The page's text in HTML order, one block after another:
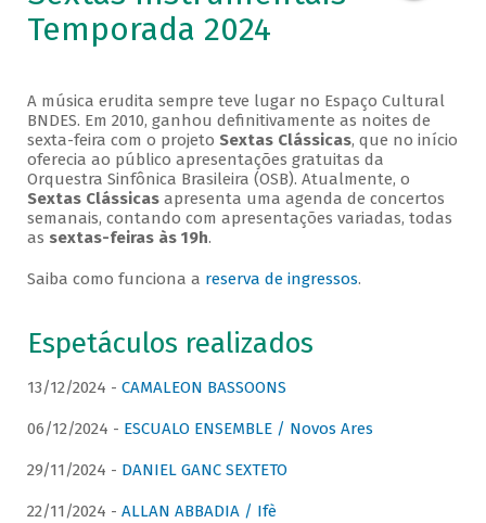
Temporada 2024
A música erudita sempre teve lugar no Espaço Cultural
BNDES. Em 2010, ganhou definitivamente as noites de
sexta-feira com o projeto Sextas Clássicas, que no início
oferecia ao público apresentações gratuitas da
Orquestra Sinfônica Brasileira (OSB). Atualmente, o
Sextas Clássicasapresenta uma agenda de concertos
semanais, contando com apresentações variadas, todas
as sextas-feiras às 19h.
Saiba como funciona a reserva de ingressos.
Espetáculos realizados
13/12/2024 - CAMALEON BASSOONS
06/12/2024 - ESCUALO ENSEMBLE / Novos Ares
29/11/2024 - DANIEL GANC SEXTETO
22/11/2024 - ALLAN ABBADIA / Ifè